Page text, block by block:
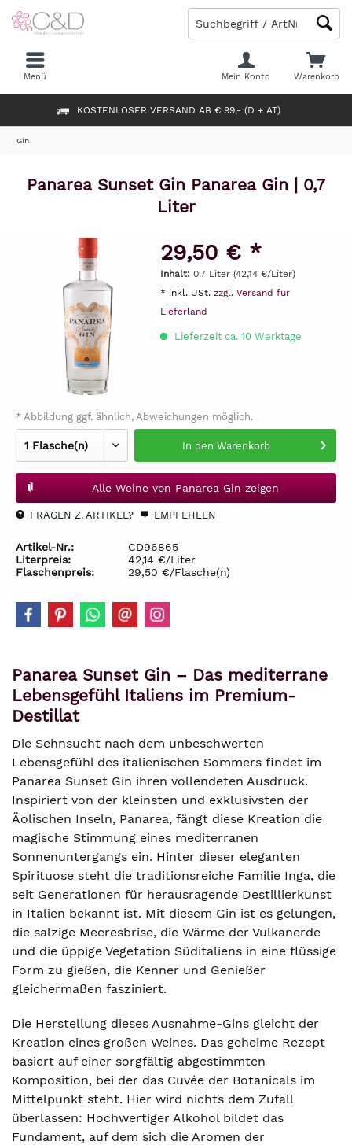
KOSTENLOSER VERSAND AB € 99,- (D + AT)
Warenkorb
Mein Konto
Menü
Gin
Panarea Sunset Gin Panarea Gin | 0,7
Liter
29,50 € *
Inhalt: 0.7 Liter (42,14 €/Liter)
* inkl. USt. zzgl. Versand für
Lieferland
Lieferzeit ca. 10 Werktage
* Abbildung ggf. ähnlich, Abweichungen möglich.
In den Warenkorb
Alle Weine von Panarea Gin zeigen
FRAGEN Z. ARTIKEL? EMPFEHLEN
Artikel-Nr.:
CD96865
Literpreis:
42,14 €/Liter
Flaschenpreis:
29,50 €/Flasche(n)
Panarea Sunset Gin – Das mediterrane
Lebensgefühl Italiens im Premium-
Destillat
Die Sehnsucht nach dem unbeschwerten
Lebensgefühl des italienischen Sommers findet im
Panarea Sunset Gin ihren vollendeten Ausdruck.
Inspiriert von der kleinsten und exklusivsten der
Äolischen Inseln, Panarea, fängt diese Kreation die
magische Stimmung eines mediterranen
Sonnenuntergangs ein. Hinter dieser eleganten
Spirituose steht die traditionsreiche Familie Inga, die
seit Generationen für herausragende Destillierkunst
in Italien bekannt ist. Mit diesem Gin ist es gelungen,
die salzige Meeresbrise, die Wärme der Vulkanerde
und die üppige Vegetation Süditaliens in eine flüssige
Form zu gießen, die Kenner und Genießer
gleichermaßen fasziniert.
Die Herstellung dieses Ausnahme-Gins gleicht der
Kreation eines großen Weines. Das geheime Rezept
basiert auf einer sorgfältig abgestimmten
Komposition, bei der das Cuvée der Botanicals im
Mittelpunkt steht. Hier wird nichts dem Zufall
überlassen: Hochwertiger Alkohol bildet das
Fundament, auf dem sich die Aromen der